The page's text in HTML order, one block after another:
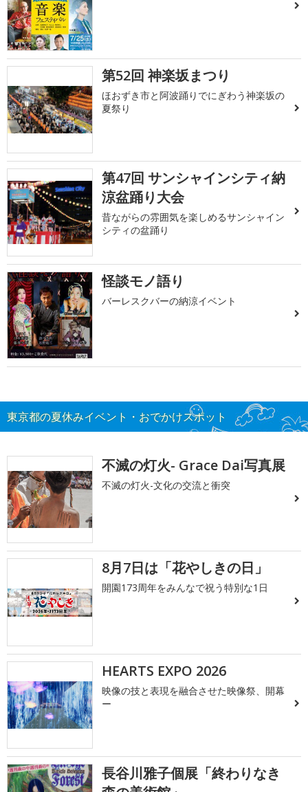
第52回 神楽坂まつり
ほおずき市と阿波踊りでにぎわう神楽坂の
夏祭り
第47回 サンシャインシティ納
涼盆踊り大会
昔ながらの雰囲気を楽しめるサンシャイン
シティの盆踊り
怪談モノ語り
バーレスクバーの納涼イベント
東京都の夏休みイベント・おでかけスポット
不滅の灯火- Grace Dai写真展
不滅の灯火-文化の交流と衝突
8月7日は「花やしきの日」
開園173周年をみんなで祝う特別な1日
HEARTS EXPO 2026
映像の技と表現を融合させた映像祭、開幕
ー
長谷川雅子個展「終わりなき